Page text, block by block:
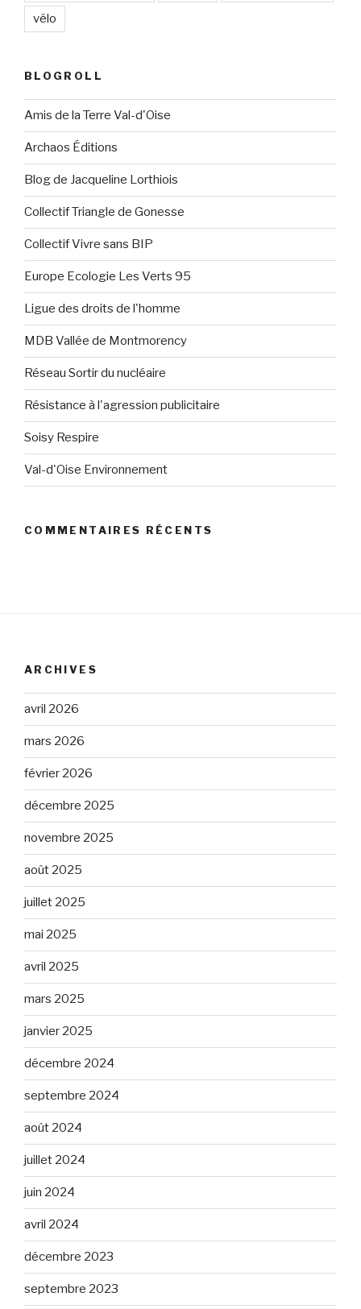
vélo
BLOGROLL
Amis de la Terre Val-d'Oise
Archaos Éditions
Blog de Jacqueline Lorthiois
Collectif Triangle de Gonesse
Collectif Vivre sans BIP
Europe Ecologie Les Verts 95
Ligue des droits de l'homme
MDB Vallée de Montmorency
Réseau Sortir du nucléaire
Résistance à l'agression publicitaire
Soisy Respire
Val-d'Oise Environnement
COMMENTAIRES RÉCENTS
ARCHIVES
avril 2026
mars 2026
février 2026
décembre 2025
novembre 2025
août 2025
juillet 2025
mai 2025
avril 2025
mars 2025
janvier 2025
décembre 2024
septembre 2024
août 2024
juillet 2024
juin 2024
avril 2024
décembre 2023
septembre 2023